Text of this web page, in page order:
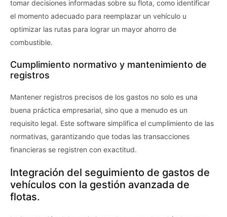
tomar decisiones informadas sobre su flota, como identificar
el momento adecuado para reemplazar un vehículo u
optimizar las rutas para lograr un mayor ahorro de
combustible.
Cumplimiento normativo y mantenimiento de
registros
Mantener registros precisos de los gastos no solo es una
buena práctica empresarial, sino que a menudo es un
requisito legal. Este software simplifica el cumplimiento de las
normativas, garantizando que todas las transacciones
financieras se registren con exactitud.
Integración del seguimiento de gastos de
vehículos con la gestión avanzada de
flotas.